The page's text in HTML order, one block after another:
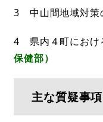
3 中山間地域対策
4 県内４町におけ
保健部）
主な質疑事項